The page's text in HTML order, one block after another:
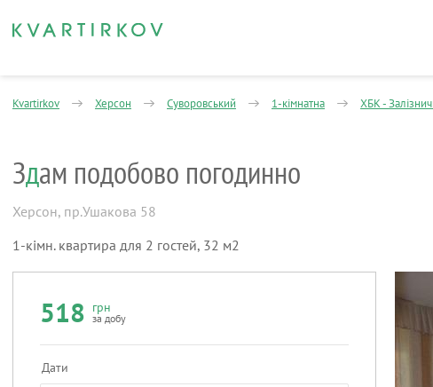
Kvartirkov Херсон Суворовський 1-кімнатна ХБК -
Здам подобово погодинно
Херсон, пр.Ушакова 58
1-кімн. квартира для 2 гостей, 32 м2
518 грн
за добу
Дати